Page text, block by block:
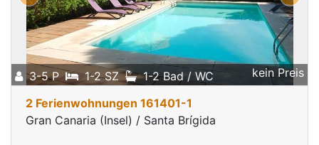
3-5 P 1-2 SZ 1-2 Bad / WC kein Preis
2 Ferienwohnungen 161401-1
Gran Canaria (Insel) / Santa Brígida